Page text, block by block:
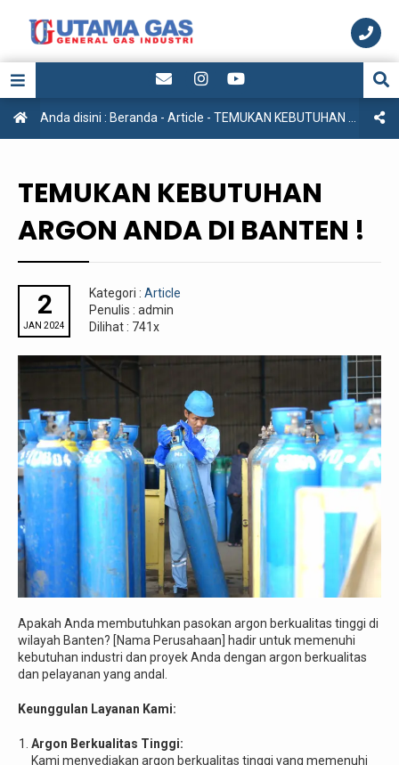
Anda disini : Beranda - Article - TEMUKAN KEBUTUHAN ARGON ANDA DI BANTEN !
TEMUKAN KEBUTUHAN
ARGON ANDA DI BANTEN !
2
JAN 2024
Kategori : Article
Penulis : admin
Dilihat : 741x
Apakah Anda membutuhkan pasokan argon berkualitas tinggi di
wilayah Banten? [Nama Perusahaan] hadir untuk memenuhi
kebutuhan industri dan proyek Anda dengan argon berkualitas
dan pelayanan yang andal.
Keunggulan Layanan Kami:
Argon Berkualitas Tinggi:
Kami menyediakan argon berkualitas tinggi yang memenuhi